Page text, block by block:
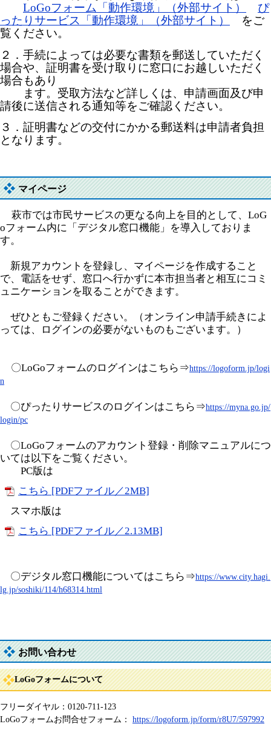
LoGoフォーム「動作環境」（外部サイト）
ぴ
ったりサービス「動作環境」（外部サイト）
をご
覧ください。
２．手続によっては必要な書類を郵送していただく
場合や、証明書を受け取りに窓口にお越しいただく
場合もあり
ます。受取方法など詳しくは、申請画面及び申
請後に送信される通知等をご確認ください。
３．証明書などの交付にかかる郵送料は申請者負担
となります。
マイページ
萩市では市民サービスの更なる向上を目的として、LoG
oフォーム内に「デジタル窓口機能」を導入しておりま
す。
新規アカウントを登録し、マイページを作成すること
で、電話をせず、窓口へ行かずに本市担当者と相互にコミ
ュニケーションを取ることができます。
ぜひともご登録ください。（オンライン申請手続きによ
っては、ログインの必要がないものもございます。）​
〇LoGoフォームのログインはこちら⇒​https://logoform.jp/logi
n​
〇ぴったりサービスのログインはこちら⇒https://myna.go.jp/
login/pc
〇LoGoフォームのアカウント登録・削除マニュアルにつ
いては以下をご覧ください。
PC版は
こちら [PDFファイル／2MB]
スマホ版は
こちら [PDFファイル／2.13MB]
〇デジタル窓口機能についてはこちら⇒https://www.city.hagi.
lg.jp/soshiki/114/h68314.html​
お問い合わせ
LoGoフォームについて
フリーダイヤル：0120-711-123
LoGoフォームお問合せフォーム： https://logoform.jp/form/r8U7/597992